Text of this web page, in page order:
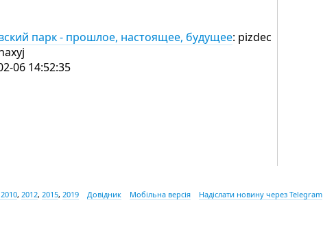
парк - прошлое, настоящее, будущее: pizdec
06 14:52:35
, 2012, 2015, 2019 Довідник Мобільна версія Надіслати новину через Telegram